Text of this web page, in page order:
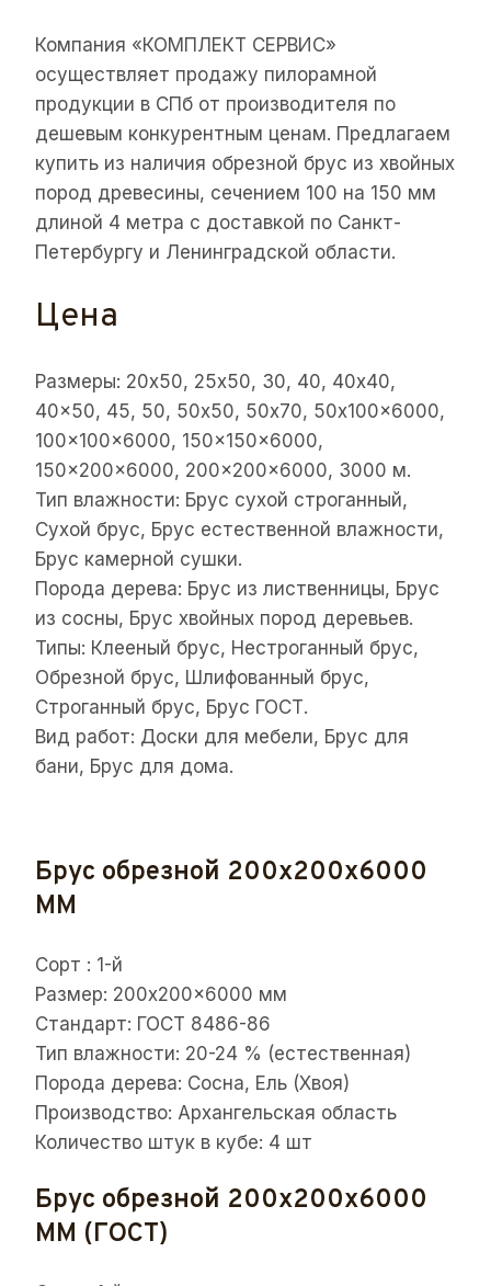
Компания «КОМПЛЕКТ СЕРВИС»
осуществляет продажу пилорамной
продукции в СПб от производителя по
дешевым конкурентным ценам. Предлагаем
купить из наличия обрезной брус из хвойных
пород древесины, сечением 100 на 150 мм
длиной 4 метра с доставкой по Санкт-
Петербургу и Ленинградской области.
Цена
Размеры: 20х50, 25х50, 30, 40, 40х40,
40×50, 45, 50, 50х50, 50х70, 50x100x6000,
100x100x6000, 150x150x6000,
150x200x6000, 200x200x6000, 3000 м.
Тип влажности: Брус сухой строганный,
Сухой брус, Брус естественной влажности,
Брус камерной сушки.
Порода дерева: Брус из лиственницы, Брус
из сосны, Брус хвойных пород деревьев.
Типы: Клееный брус, Нестроганный брус,
Обрезной брус, Шлифованный брус,
Строганный брус, Брус ГОСТ.
Вид работ: Доски для мебели, Брус для
бани, Брус для дома.
Брус обрезной 200x200x6000
ММ
Сорт : 1-й
Размер: 200x200x6000 мм
Стандарт: ГОСТ 8486-86
Тип влажности: 20-24 % (естественная)
Порода дерева: Сосна, Ель (Хвоя)
Производство: Архангельская область
Количество штук в кубе: 4 шт
Брус обрезной 200x200x6000
ММ (ГОСТ)